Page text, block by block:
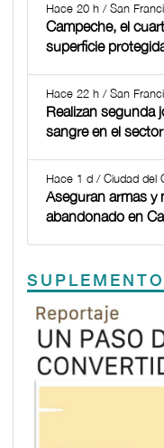
Hace 20 h / San
Campeche, el
superficie
Hace 22 h / San
Realizan segunda
sangre en el
Hace 1 d / Ciudad del
Aseguran armas y
abandonado en